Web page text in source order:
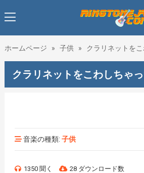
ホームページ » 子供 » クラリネットを
クラリネットをこわしちゃ
音楽の種類: 子供
1350 聞く 28 ダウンロード数